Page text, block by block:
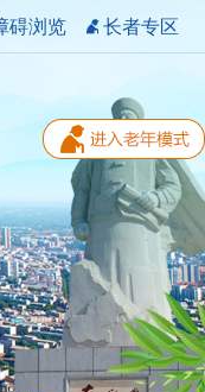
碍浏览 长者专区